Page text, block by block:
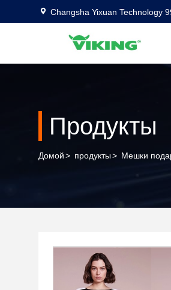
Changsha Yixuan Technology
Продукты
Домой> продукты> Мешки